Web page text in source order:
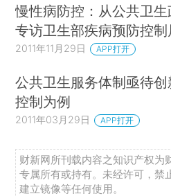
慢性病防控：从公共卫
专访卫生部疾病预防控
2011年11月29日 APP打开
公共卫生服务体制亟待
控制为例
2011年03月29日 APP打开
财新网所刊载内容之知识产权为
专属所有或持有。未经许可，禁
建立镜像等任何使用。